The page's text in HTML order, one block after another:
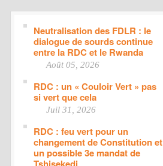
Neutralisation des FDLR : le
dialogue de sourds continue
entre la RDC et le Rwanda
Août 05, 2026
RDC : un « Couloir Vert » pas
si vert que cela
Juil 31, 2026
RDC : feu vert pour un
changement de Constitution et
un possible 3e mandat de